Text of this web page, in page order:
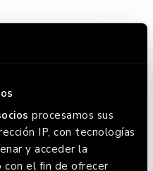
procesamos sus
IP, con tecnologías
y acceder la
con el fin de ofrecer
LA